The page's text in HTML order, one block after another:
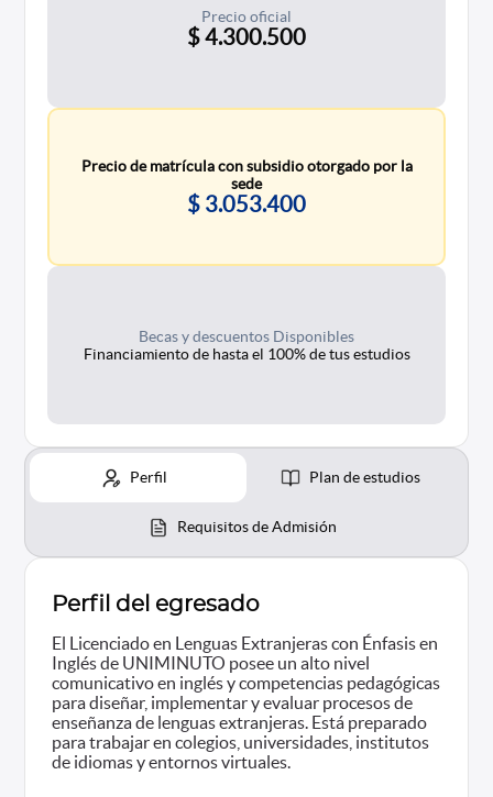
Precio oficial
$ 4.300.500
Precio de matrícula con subsidio otorgado por la
sede
$ 3.053.400
Becas y descuentos Disponibles
Financiamiento de hasta el 100% de tus estudios
Perfil Plan de estudios
Requisitos de Admisión
Perfil del egresado
El Licenciado en Lenguas Extranjeras con Énfasis en
Inglés de UNIMINUTO posee un alto nivel
comunicativo en inglés y competencias pedagógicas
para diseñar, implementar y evaluar procesos de
enseñanza de lenguas extranjeras. Está preparado
para trabajar en colegios, universidades, institutos
de idiomas y entornos virtuales.